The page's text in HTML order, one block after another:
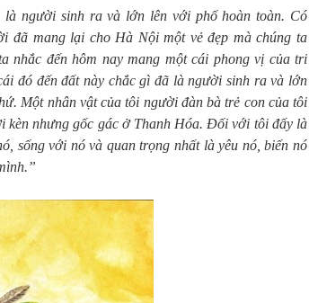
người sinh ra và lớn lên với phố hoàn toàn. Có
đã mang lại cho Hà Nội một vẻ đẹp mà chúng ta
nhắc đến hôm nay mang một cái phong vị của tri
đó đến đất này chắc gì đã là người sinh ra và lớn
Một nhân vật của tôi người đàn bà trẻ con của tôi
kèn nhưng gốc gác ở Thanh Hóa. Đối với tôi đấy là
sống với nó và quan trọng nhất là yêu nó, biến nó